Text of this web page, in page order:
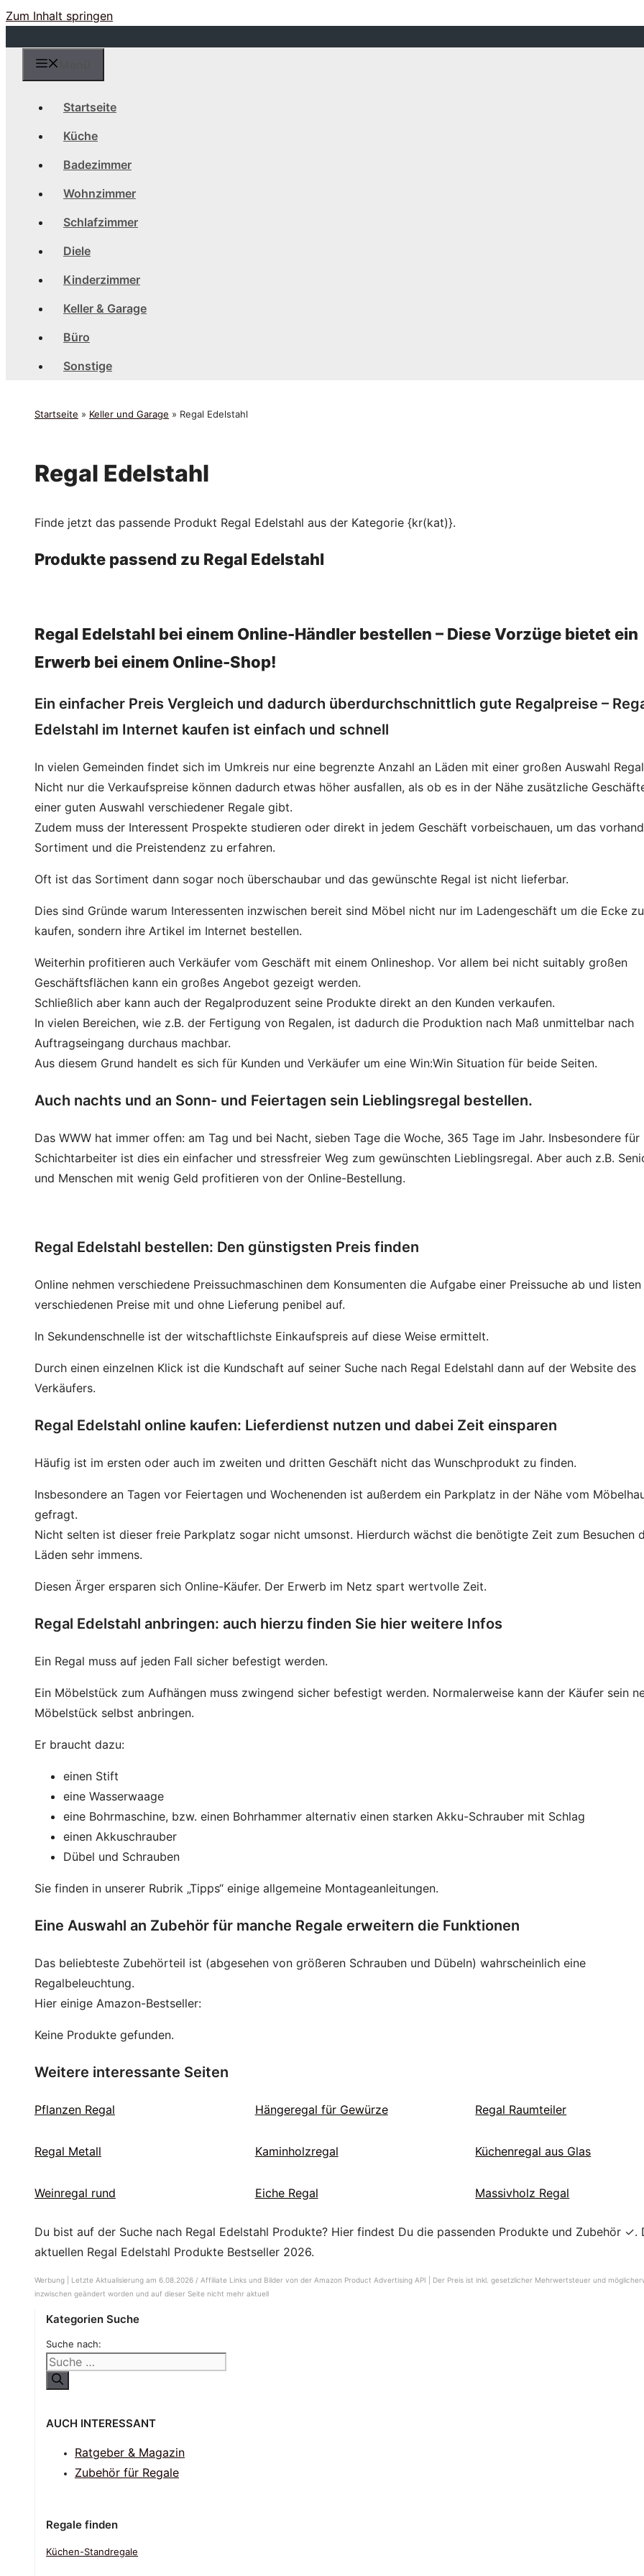
Zum Inhalt springen
Startseite
Küche
Badezimmer
Wohnzimmer
Schlafzimmer
Diele
Kinderzimmer
Keller & Garage
Büro
Sonstige
Startseite » Keller und Garage » Regal Edelstahl
Regal Edelstahl
Finde jetzt das passende Produkt Regal Edelstahl aus der Kategorie {kr(kat)}.
Produkte passend zu Regal Edelstahl
Regal Edelstahl bei einem Online-Händler bestellen – Diese Vorzüge bietet ein
Erwerb bei einem Online-Shop!
Ein einfacher Preis Vergleich und dadurch überdurchschnittlich gute Regalpreise –
Edelstahl im Internet kaufen ist einfach und schnell
In vielen Gemeinden findet sich im Umkreis nur eine begrenzte Anzahl an Läden mit einer großen Auswahl
Nicht nur die Verkaufspreise können dadurch etwas höher ausfallen, als ob es in der Nähe zusätzliche
einer guten Auswahl verschiedener Regale gibt.
Zudem muss der Interessent Prospekte studieren oder direkt in jedem Geschäft vorbeischauen, um das
Sortiment und die Preistendenz zu erfahren.
Oft ist das Sortiment dann sogar noch überschaubar und das gewünschte Regal ist nicht lieferbar.
Dies sind Gründe warum Interessenten inzwischen bereit sind Möbel nicht nur im Ladengeschäft um die Ecke zu
kaufen, sondern ihre Artikel im Internet bestellen.
Weiterhin profitieren auch Verkäufer vom Geschäft mit einem Onlineshop. Vor allem bei nicht suitably großen
Geschäftsflächen kann ein großes Angebot gezeigt werden.
Schließlich aber kann auch der Regalproduzent seine Produkte direkt an den Kunden verkaufen.
In vielen Bereichen, wie z.B. der Fertigung von Regalen, ist dadurch die Produktion nach Maß unmittelbar nach
Auftragseingang durchaus machbar.
Aus diesem Grund handelt es sich für Kunden und Verkäufer um eine Win:Win Situation für beide Seiten.
Auch nachts und an Sonn- und Feiertagen sein Lieblingsregal bestellen.
Das WWW hat immer offen: am Tag und bei Nacht, sieben Tage die Woche, 365 Tage im Jahr. Insbesondere für
Schichtarbeiter ist dies ein einfacher und stressfreier Weg zum gewünschten Lieblingsregal. Aber auch z.B.
und Menschen mit wenig Geld profitieren von der Online-Bestellung.
Regal Edelstahl bestellen: Den günstigsten Preis finden
Online nehmen verschiedene Preissuchmaschinen dem Konsumenten die Aufgabe einer Preissuche ab und
verschiedenen Preise mit und ohne Lieferung penibel auf.
In Sekundenschnelle ist der witschaftlichste Einkaufspreis auf diese Weise ermittelt.
Durch einen einzelnen Klick ist die Kundschaft auf seiner Suche nach Regal Edelstahl dann auf der Website des
Verkäufers.
Regal Edelstahl online kaufen: Lieferdienst nutzen und dabei Zeit einsparen
Häufig ist im ersten oder auch im zweiten und dritten Geschäft nicht das Wunschprodukt zu finden.
Insbesondere an Tagen vor Feiertagen und Wochenenden ist außerdem ein Parkplatz in der Nähe vom
gefragt.
Nicht selten ist dieser freie Parkplatz sogar nicht umsonst. Hierdurch wächst die benötigte Zeit zum Besuchen
Läden sehr immens.
Diesen Ärger ersparen sich Online-Käufer. Der Erwerb im Netz spart wertvolle Zeit.
Regal Edelstahl anbringen: auch hierzu finden Sie hier weitere Infos
Ein Regal muss auf jeden Fall sicher befestigt werden.
Ein Möbelstück zum Aufhängen muss zwingend sicher befestigt werden. Normalerweise kann der Käufer sein
Möbelstück selbst anbringen.
Er braucht dazu:
einen Stift
eine Wasserwaage
eine Bohrmaschine, bzw. einen Bohrhammer alternativ einen starken Akku-Schrauber mit Schlag
einen Akkuschrauber
Dübel und Schrauben
Sie finden in unserer Rubrik „Tipps“ einige allgemeine Montageanleitungen.
Eine Auswahl an Zubehör für manche Regale erweitern die Funktionen
Das beliebteste Zubehörteil ist (abgesehen von größeren Schrauben und Dübeln) wahrscheinlich eine
Regalbeleuchtung.
Hier einige Amazon-Bestseller:
Keine Produkte gefunden.
Weitere interessante Seiten
Pflanzen Regal Hängeregal für Gewürze Regal Raumteiler
Regal Metall Kaminholzregal Küchenregal aus Glas
Weinregal rund Eiche Regal Massivholz Regal
Du bist auf der Suche nach Regal Edelstahl Produkte? Hier findest Du die passenden Produkte und Zubehör ✓.
aktuellen Regal Edelstahl Produkte Bestseller 2026.
Werbung | Letzte Aktualisierung am 6.08.2026 / Affiliate Links und Bilder von der Amazon Product Advertising API | Der Preis ist inkl. gesetzlicher Mehrwertsteuer und
inzwischen geändert worden und auf dieser Seite nicht mehr aktuell
Kategorien Suche
Suche nach:
AUCH INTERESSANT
Ratgeber & Magazin
Zubehör für Regale
Regale finden
Küchen-Standregale